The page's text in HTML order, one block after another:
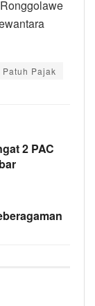
Patuh Pajak
2 PAC